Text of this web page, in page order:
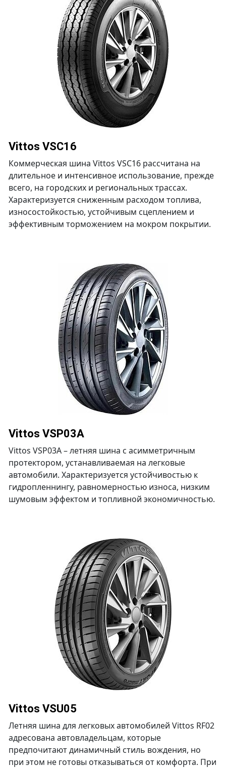
Vittos VSC16
Коммерческая шина Vittos VSC16 рассчитана на
длительное и интенсивное использование, прежде
всего, на городских и региональных трассах.
Характеризуется сниженным расходом топлива,
износостойкостью, устойчивым сцеплением и
эффективным торможением на мокром покрытии.
Vittos VSP03A
Vittos VSP03A – летняя шина с асимметричным
протектором, устанавливаемая на легковые
автомобили. Характеризуется устойчивостью к
гидропленнингу, равномерностью износа, низким
шумовым эффектом и топливной экономичностью.
Vittos VSU05
Летняя шина для легковых автомобилей Vittos RF02
адресована автовладельцам, которые
предпочитают динамичный стиль вождения, но
при этом не готовы отказываться от комфорта. При